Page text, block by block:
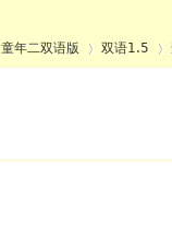
童年二双语版 双语1.5